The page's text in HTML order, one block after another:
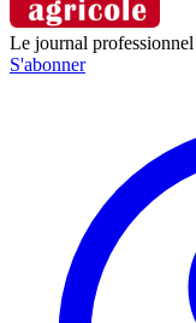
Le journal
S'abonner